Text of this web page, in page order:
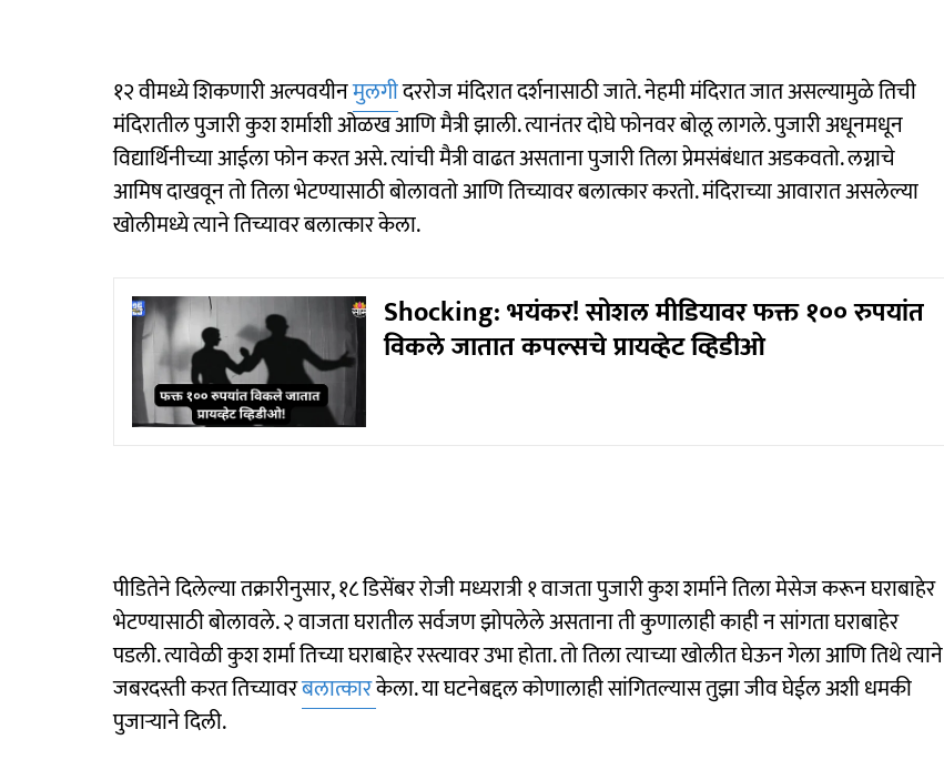
१२ वीमध्ये शिकणारी अल्पवयीनमुलगीदररोज मंदिरात दर्शनासाठी जाते. नेहमी मंदिरात जात असल्यामुळे तिची
मंदिरातील पुजारी कुश शर्माशी ओळख आणि मैत्री झाली. त्यानंतर दोघे फोनवर बोलू लागले. पुजारी अधूनमधून
विद्यार्थिनीच्या आईला फोन करत असे. त्यांची मैत्री वाढत असताना पुजारी तिला प्रेमसंबंधात अडकवतो. लग्नाचे
आमिष दाखवून तो तिला भेटण्यासाठी बोलावतो आणि तिच्यावर बलात्कार करतो. मंदिराच्या आवारात असलेल्या
खोलीमध्ये त्याने तिच्यावर बलात्कार केला.
Shocking: भयंकर! सोशल मीडियावर फक्त १०० रुपयांत
विकले जातात कपल्सचे प्रायव्हेट व्हिडीओ
पीडितेने दिलेल्या तक्रारीनुसार, १८ डिसेंबर रोजी मध्यरात्री १ वाजता पुजारी कुश शर्माने तिला मेसेज करून घराबाहेर
भेटण्यासाठी बोलावले. २ वाजता घरातील सर्वजण झोपलेले असताना ती कुणालाही काही न सांगता घराबाहेर
पडली. त्यावेळी कुश शर्मा तिच्या घराबाहेर रस्त्यावर उभा होता. तो तिला त्याच्या खोलीत घेऊन गेला आणि तिथे त्याने
जबरदस्ती करत तिच्यावरबलात्कारकेला. या घटनेबद्दल कोणालाही सांगितल्यास तुझा जीव घेईल अशी धमकी
पुजाऱ्याने दिली.